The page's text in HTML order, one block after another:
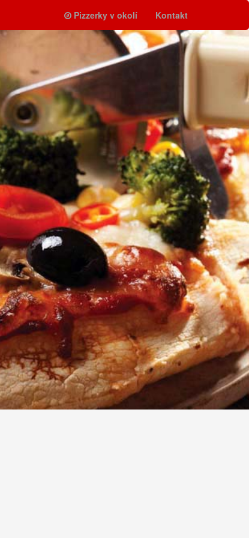
Pizzerky v okolí Kontakt